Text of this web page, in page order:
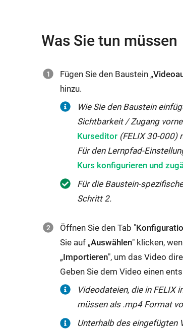
Was Sie tun müssen
Fügen Sie den Baustein „
hinzu.
Wie Sie den Baustein
Sichtbarkeit / Zugang
Kurseditor (FELIX 30-000)
Für den Lernpfad-
Kurs konfigurieren und
Für die Baustein-
Schritt 2.
Öffnen Sie den Tab "
Sie auf „Auswählen" klicken,
„Importieren", um das Video
Geben Sie dem Video einen
Videodateien, die in FELIX
müssen als .mp4 Format
Unterhalb des eingefügten